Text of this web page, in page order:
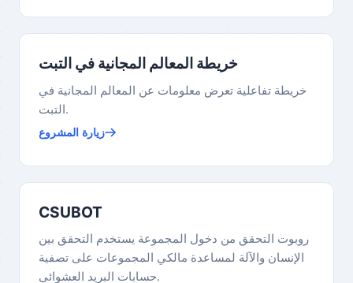
خريطة المعالم المجانية في التبت
خريطة تفاعلية تعرض معلومات عن المعالم المجانية في
التبت.
زيارة المشروع
CSUBOT
روبوت التحقق من دخول المجموعة يستخدم التحقق بين
الإنسان والآلة لمساعدة مالكي المجموعات على تصفية
حسابات البريد العشوائي.